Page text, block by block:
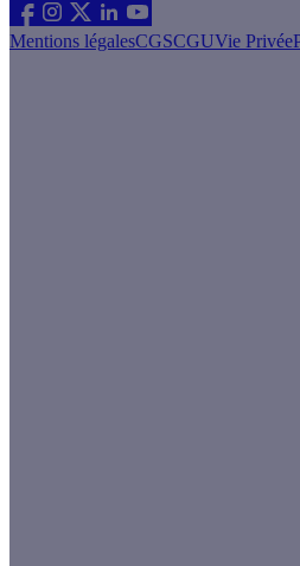
Mentions légalesCGSCGUVie Privée